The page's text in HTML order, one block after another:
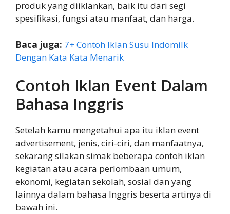
produk yang diiklankan, baik itu dari segi
spesifikasi, fungsi atau manfaat, dan harga.
Baca juga: 7+ Contoh Iklan Susu Indomilk
Dengan Kata Kata Menarik
Contoh Iklan Event Dalam
Bahasa Inggris
Setelah kamu mengetahui apa itu iklan event
advertisement, jenis, ciri-ciri, dan manfaatnya,
sekarang silakan simak beberapa contoh iklan
kegiatan atau acara perlombaan umum,
ekonomi, kegiatan sekolah, sosial dan yang
lainnya dalam bahasa Inggris beserta artinya di
bawah ini.